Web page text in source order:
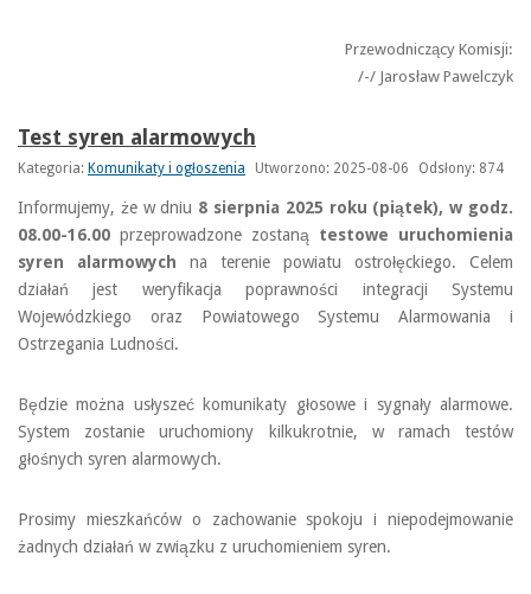
Przewodniczący Komisji:
/-/ Jarosław Pawelczyk
Test syren alarmowych
Kategoria: Komunikaty i ogłoszenia Utworzono: 2025-08-06 Odsłony: 874
Informujemy, że w dniu 8 sierpnia 2025 roku (piątek), w godz.
08.00-16.00 przeprowadzone zostaną testowe uruchomienia
syren alarmowych na terenie powiatu ostrołęckiego. Celem
działań jest weryfikacja poprawności integracji Systemu
Wojewódzkiego oraz Powiatowego Systemu Alarmowania i
Ostrzegania Ludności.
Będzie można usłyszeć komunikaty głosowe i sygnały alarmowe.
System zostanie uruchomiony kilkukrotnie, w ramach testów
głośnych syren alarmowych.
Prosimy mieszkańców o zachowanie spokoju i niepodejmowanie
żadnych działań w związku z uruchomieniem syren.